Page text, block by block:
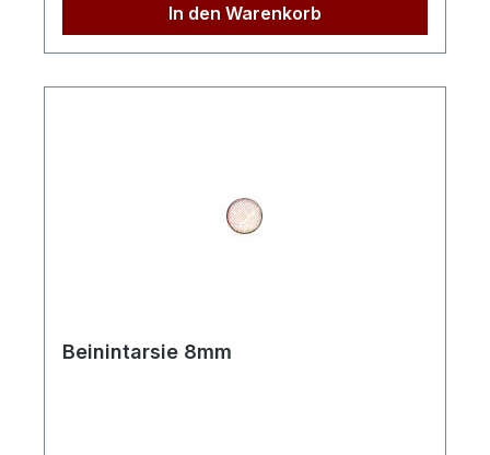
In den Warenkorb
Beinintarsie 8mm